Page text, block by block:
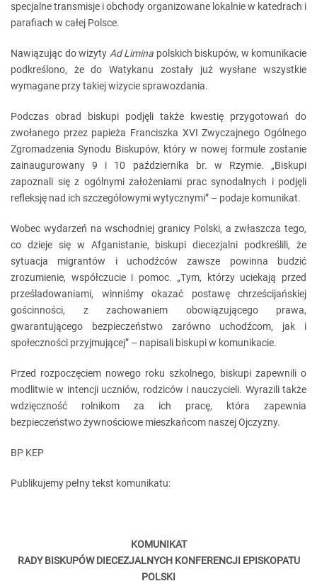
specjalne transmisje i obchody organizowane lokalnie w katedrach i
parafiach w całej Polsce.
Nawiązując do wizyty Ad Limina polskich biskupów, w komunikacie
podkreślono, że do Watykanu zostały już wysłane wszystkie
wymagane przy takiej wizycie sprawozdania.
Podczas obrad biskupi podjęli także kwestię przygotowań do
zwołanego przez papieża Franciszka XVI Zwyczajnego Ogólnego
Zgromadzenia Synodu Biskupów, który w nowej formule zostanie
zainaugurowany 9 i 10 października br. w Rzymie. „Biskupi
zapoznali się z ogólnymi założeniami prac synodalnych i podjęli
refleksję nad ich szczegółowymi wytycznymi” – podaje komunikat.
Wobec wydarzeń na wschodniej granicy Polski, a zwłaszcza tego,
co dzieje się w Afganistanie, biskupi diecezjalni podkreślili, że
sytuacja migrantów i uchodźców zawsze powinna budzić
zrozumienie, współczucie i pomoc. „Tym, którzy uciekają przed
prześladowaniami, winniśmy okazać postawę chrześcijańskiej
gościnności, z zachowaniem obowiązującego prawa,
gwarantującego bezpieczeństwo zarówno uchodźcom, jak i
społeczności przyjmującej” – napisali biskupi w komunikacie.
Przed rozpoczęciem nowego roku szkolnego, biskupi zapewnili o
modlitwie w intencji uczniów, rodziców i nauczycieli. Wyrazili także
wdzięczność rolnikom za ich pracę, która zapewnia
bezpieczeństwo żywnościowe mieszkańcom naszej Ojczyzny.
BP KEP
Publikujemy pełny tekst komunikatu:
KOMUNIKAT
RADY BISKUPÓW DIECEZJALNYCH KONFERENCJI EPISKOPATU
POLSKI